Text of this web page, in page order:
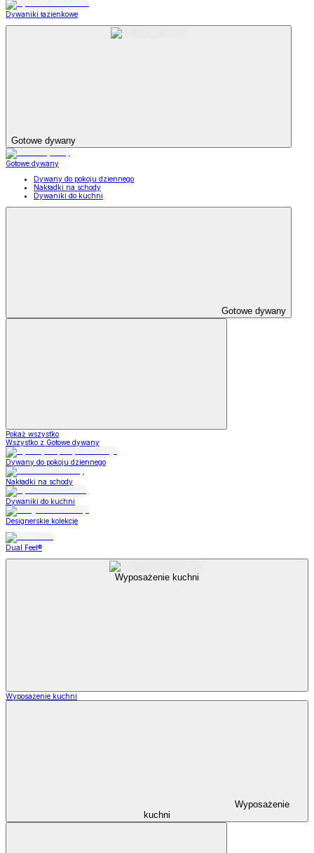
Dywaniki łazienkowe
Gotowe dywany
Gotowe dywany
Dywany do pokoju dziennego
Nakładki na schody
Dywaniki do kuchni
Gotowe dywany
Pokaż wszystko
Wszystko z Gotowe dywany
Dywany do pokoju dziennego
Nakładki na schody
Dywaniki do kuchni
Designerskie kolekcje
Dual Feel®
Wyposażenie kuchni
Wyposażenie kuchni
Wyposażenie
kuchni